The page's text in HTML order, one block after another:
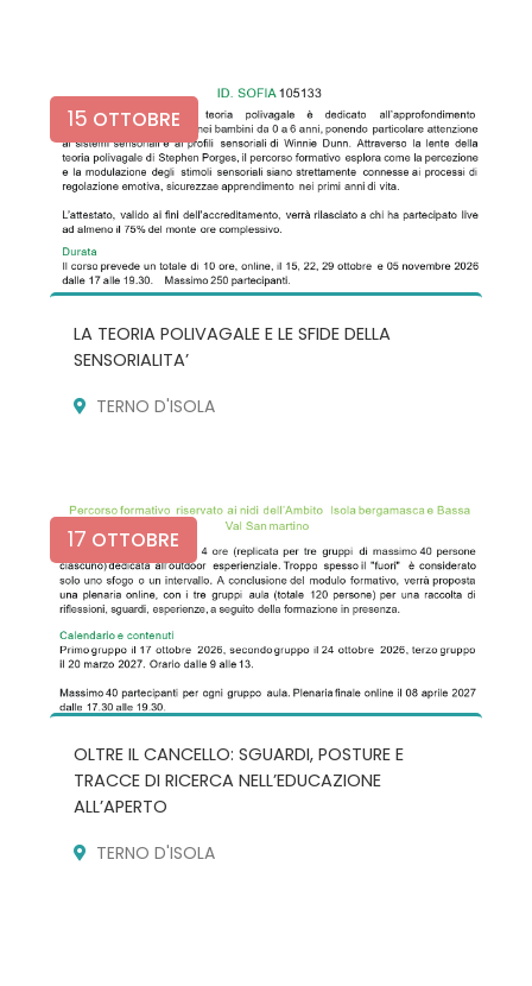
15 OTTOBRE
LA TEORIA POLIVAGALE E LE SFIDE DELLA
SENSORIALITA’
TERNO D'ISOLA
17 OTTOBRE
OLTRE IL CANCELLO: SGUARDI, POSTURE E
TRACCE DI RICERCA NELL’EDUCAZIONE
ALL’APERTO
TERNO D'ISOLA